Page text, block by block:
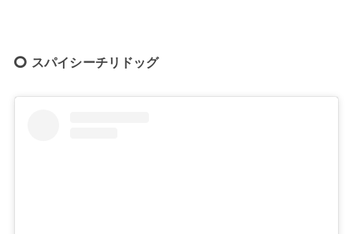
スパイシーチリドッグ